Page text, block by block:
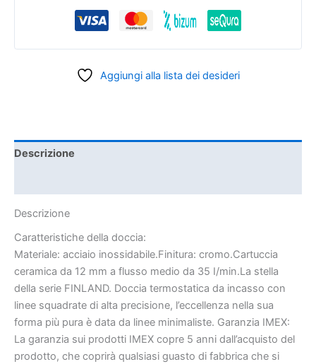
Aggiungi alla lista dei desideri
Descrizione
Descrizione
Caratteristiche della doccia:
Materiale: acciaio inossidabile.Finitura: cromo.Cartuccia
ceramica da 12 mm a flusso medio da 35 I/min.La stella
della serie FINLAND. Doccia termostatica da incasso con
linee squadrate di alta precisione, l’eccellenza nella sua
forma più pura è data da linee minimaliste. Garanzia IMEX:
La garanzia sui prodotti IMEX copre 5 anni dall’acquisto del
prodotto, che coprirà qualsiasi guasto di fabbrica che si